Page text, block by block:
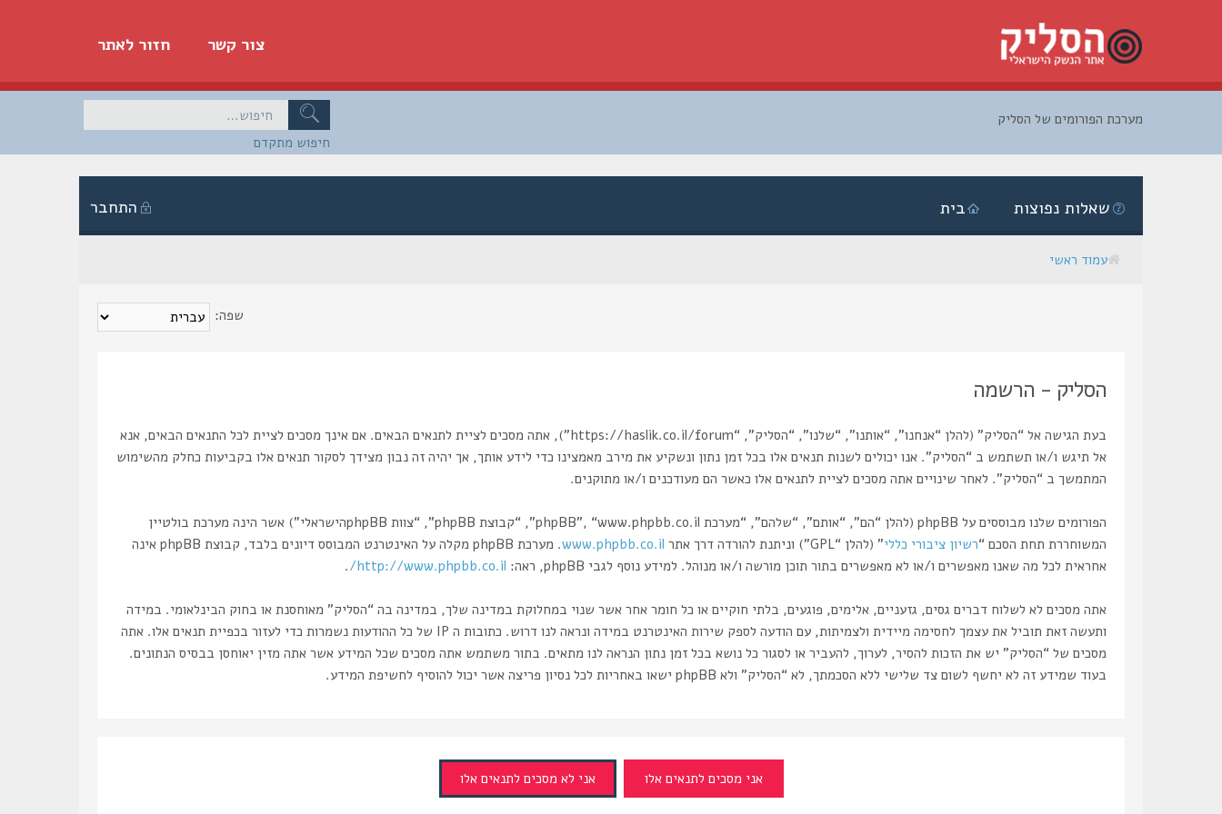
חזור לאתר צור קשר
חיפוש מתקדם
מערכת הפורומים של הסליק
התחבר בית שאלות נפוצות
עמוד ראשי
שפה:
הסליק - הרשמה
בעת הגישה אל “הסליק” (להלן “אנחנו”, “אותנו”, “שלנו”, “הסליק”, “https://haslik.co.il/forum”), אתה מסכים לציית לתנאים הבאים. אם אינך מסכים לציית לכל התנאים הבאים, אנא
אל תיגש ו/או תשתמש ב “הסליק”. אנו יכולים לשנות תנאים אלו בכל זמן נתון ונשקיע את מירב מאמצינו כדי לידע אותך, אך יהיה זה נבון מצידך לסקור תנאים אלו בקביעות כחלק מהשימוש
המתמשך ב “הסליק”. לאחר שינויים אתה מסכים לציית לתנאים אלו כאשר הם מעודכנים ו/או מתוקנים.
הפורומים שלנו מבוססים על phpBB (להלן “הם”, “אותם”, “שלהם”, “מערכת phpBB”, “www.phpbb.co.il”, “קבוצת phpBB”, “צוות phpBBהישראלי”) אשר הינה מערכת בולטיין
המשוחררת תחת הסכם “רשיון ציבורי כללי” (להלן “GPL”) וניתנת להורדה דרך אתר www.phpbb.co.il
. מערכת phpBB מקלה על האינטרנט המבוסס דיונים בלבד, קבוצת phpBB אינה
אחראית לכל מה שאנו מאפשרים ו/או לא מאפשרים בתור תוכן מורשה ו/או מנוהל. למידע נוסף לגבי phpBB, ראה:
http://www.phpbb.co.il/
.
אתה מסכים לא לשלוח דברים גסים, גזעניים, אלימים, פוגעים, בלתי חוקיים או כל חומר אחר אשר שנוי במחלוקת במדינה שלך, במדינה בה “הסליק” מאוחסנת או בחוק הבינלאומי. במידה
ותעשה זאת תוביל את עצמך לחסימה מיידית ולצמיתות, עם הודעה לספק שירות האינטרנט במידה ונראה לנו דרוש. כתובות ה IP של כל ההודעות נשמרות כדי לעזור בכפיית תנאים אלו. אתה
מסכים של “הסליק” יש את הזכות להסיר, לערוך, להעביר או לסגור כל נושא בכל זמן נתון הנראה לנו מתאים. בתור משתמש אתה מסכים שכל המידע אשר אתה מזין יאוחסן בבסיס הנתונים.
בעוד שמידע זה לא יחשף לשום צד שלישי ללא הסכמתך, לא “הסליק” ולא phpBB ישאו באחריות לכל נסיון פריצה אשר יכול להוסיף לחשיפת המידע.